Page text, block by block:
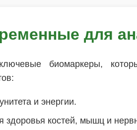
для
биомаркеры,
и энергии.
здоровья костей, мышц и